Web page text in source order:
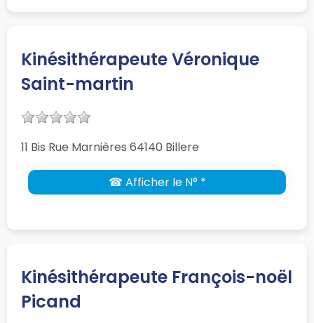
Kinésithérapeute Véronique
Saint-martin
11 Bis Rue Marnières 64140 Billere
☎ Afficher le N° *
Kinésithérapeute François-noël
Picand